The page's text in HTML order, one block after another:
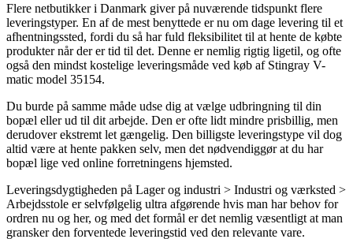
Flere netbutikker i Danmark giver på nuværende tidspunkt flere
leveringstyper. En af de mest benyttede er nu om dage levering til et
afhentningssted, fordi du så har fuld fleksibilitet til at hente de købte
produkter når der er tid til det. Denne er nemlig rigtig ligetil, og ofte
også den mindst kostelige leveringsmåde ved køb af Stingray V-
matic model 35154.
Du burde på samme måde udse dig at vælge udbringning til din
bopæl eller ud til dit arbejde. Den er ofte lidt mindre prisbillig, men
derudover ekstremt let gængelig. Den billigste leveringstype vil dog
altid være at hente pakken selv, men det nødvendiggør at du har
bopæl lige ved online forretningens hjemsted.
Leveringsdygtigheden på Lager og industri > Industri og værksted >
Arbejdsstole er selvfølgelig ultra afgørende hvis man har behov for
ordren nu og her, og med det formål er det nemlig væsentligt at man
gransker den forventede leveringstid ved den relevante vare.